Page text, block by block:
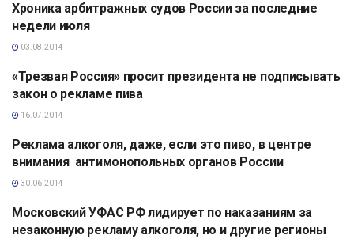
АНАЛИТИКА
Хроника арбитражных судов России за последние
недели июля
03.08.2014
АНАЛИТИКА
«Трезвая Россия» просит президента не подписывать
закон о рекламе пива
16.07.2014
АНАЛИТИКА
Реклама алкоголя, даже, если это пиво, в центре
внимания антимонопольных органов России
30.06.2014
АНАЛИТИКА
Московский УФАС РФ лидирует по наказаниям за
незаконную рекламу алкоголя, но и другие регионы